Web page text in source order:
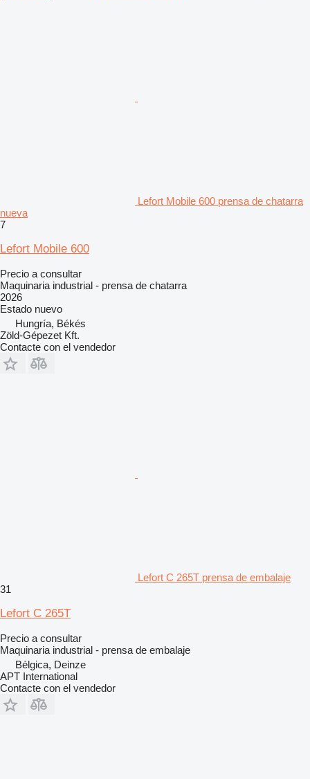
Lefort Mobile 600 prensa de chatarra
nueva
7
Lefort Mobile 600
Precio a consultar
Maquinaria industrial - prensa de chatarra
2026
Estado nuevo
Hungría, Békés
Zöld-Gépezet Kft.
Contacte con el vendedor
Lefort C 265T prensa de embalaje
31
Lefort C 265T
Precio a consultar
Maquinaria industrial - prensa de embalaje
Bélgica, Deinze
APT International
Contacte con el vendedor